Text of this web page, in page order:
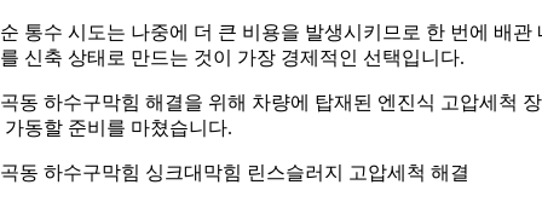
통수 시도는 나중에 더 큰 비용을 발생시키므로 한 번에 배관
신축 상태로 만드는 것이 가장 경제적인 선택입니다.
동 하수구막힘 해결을 위해 차량에 탑재된 엔진식 고압세척
가동할 준비를 마쳤습니다.
동 하수구막힘 싱크대막힘 린스슬러지 고압세척 해결